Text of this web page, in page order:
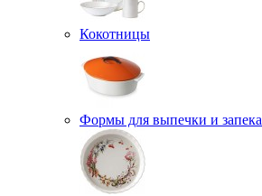
Кокотницы
Формы для выпечки и